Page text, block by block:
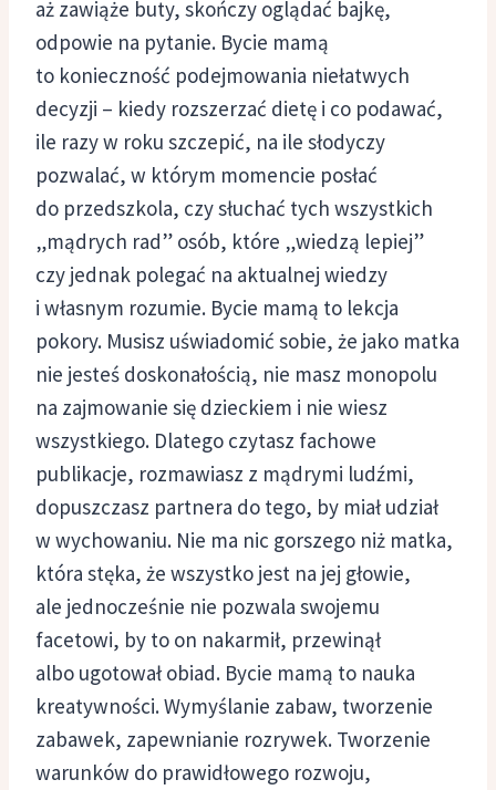
aż zawiąże buty, skończy oglądać bajkę,
odpowie na pytanie. Bycie mamą
to konieczność podejmowania niełatwych
decyzji – kiedy rozszerzać dietę i co podawać,
ile razy w roku szczepić, na ile słodyczy
pozwalać, w którym momencie posłać
do przedszkola, czy słuchać tych wszystkich
„mądrych rad” osób, które „wiedzą lepiej”
czy jednak polegać na aktualnej wiedzy
i własnym rozumie. Bycie mamą to lekcja
pokory. Musisz uświadomić sobie, że jako matka
nie jesteś doskonałością, nie masz monopolu
na zajmowanie się dzieckiem i nie wiesz
wszystkiego. Dlatego czytasz fachowe
publikacje, rozmawiasz z mądrymi ludźmi,
dopuszczasz partnera do tego, by miał udział
w wychowaniu. Nie ma nic gorszego niż matka,
która stęka, że wszystko jest na jej głowie,
ale jednocześnie nie pozwala swojemu
facetowi, by to on nakarmił, przewinął
albo ugotował obiad. Bycie mamą to nauka
kreatywności. Wymyślanie zabaw, tworzenie
zabawek, zapewnianie rozrywek. Tworzenie
warunków do prawidłowego rozwoju,